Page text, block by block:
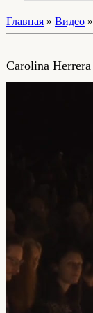
Главная » Видео »
Carolina Herrera